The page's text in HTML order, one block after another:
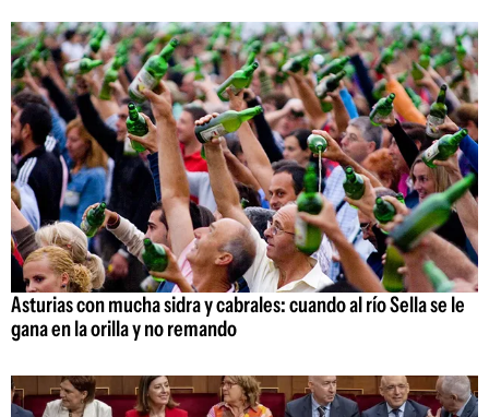
Asturias con mucha sidra y cabrales: cuando al río Sella se le
gana en la orilla y no remando